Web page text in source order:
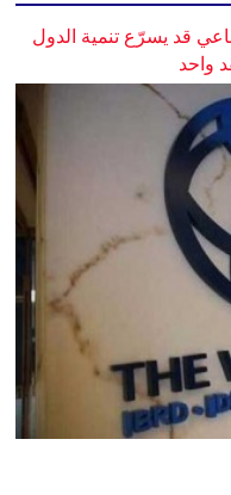
قد يسرّع تنمية الدول
واحد